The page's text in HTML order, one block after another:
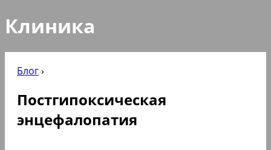
Клиника
Блог›
Постгипоксическая
энцефалопатия